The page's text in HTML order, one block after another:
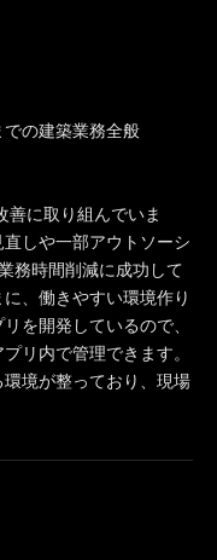
での建築業務全般
善に取り組んでいま
しや一部アウトソーシ
務時間削減に成功して
、働きやすい環境作り
を開発しているので、
リ内で管理できます。
境が整っており、現場